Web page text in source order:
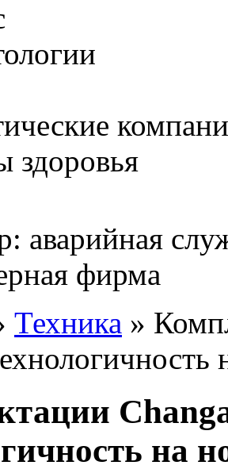
здоровья
аварийная
фирма
Техника »
на